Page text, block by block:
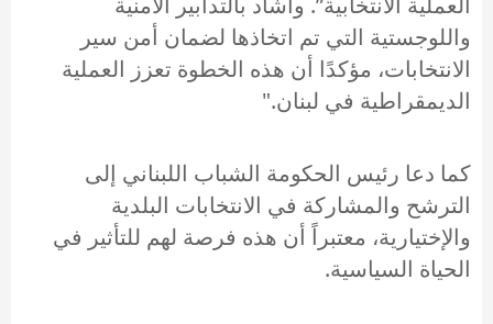
واللوجستية التي تم اتخاذها لضمان أمن سير
الانتخابات، مؤكدًا أن هذه الخطوة تعزز العملية
الديمقراطية في لبنان."
كما دعا رئيس الحكومة الشباب اللبناني إلى
الترشح والمشاركة في الانتخابات البلدية
والإختيارية، معتبراً أن هذه فرصة لهم للتأثير في
الحياة السياسية.